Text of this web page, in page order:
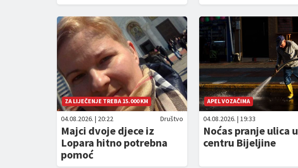
ZA LIJEČENJE TREBA 15.000 KM
04.08.2026. | 20:22 Društvo
Majci dvoje djece iz
Lopara hitno potrebna
pomoć
APEL VOZAČIMA
04.08.2026. | 19:33
Noćas pranje ulica u
centru Bijeljine